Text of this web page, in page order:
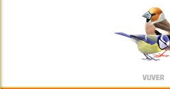
VIJVER